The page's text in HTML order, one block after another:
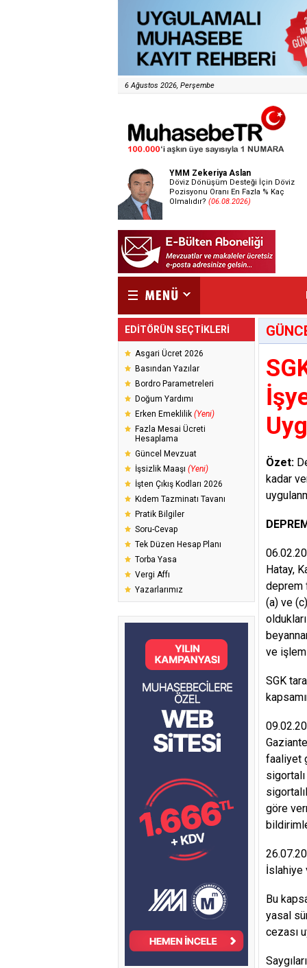
6 Ağustos 2026, Perşembe
YMM Zekeriya Aslan
Döviz Dönüşüm Desteği İçin Döviz
Pozisyonu Oranı En Fazla % Kaç
Olmalıdır? (06.08.2026)
EDİTÖRÜN SEÇTİKLERİ
Asgari Ücret 2026
Basından Yazılar
Bordro Parametreleri
Doğum Yardımı
Erken Emeklilik (Yeni)
Fazla Mesai Ücreti
Hesaplama
Güncel Mevzuat
İşsizlik Maaşı (Yeni)
İşten Çıkış Kodları 2026
Kıdem Tazminatı Tavanı
Pratik Bilgiler
Soru-Cevap
Tek Düzen Hesap Planı
Torba Yasa
Vergi Affı
Yazarlarımız
Özet:
kadar
Hatay,
deprem
(a) ve
ve
SGK
faaliyet
göre
İslahiye
Bu
yasal
cezası